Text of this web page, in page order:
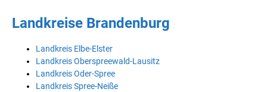
Landkreise Brandenburg
Landkreis Elbe-Elster
Landkreis Oberspreewald-Lausitz
Landkreis Oder-Spree
Landkreis Spree-Neiße